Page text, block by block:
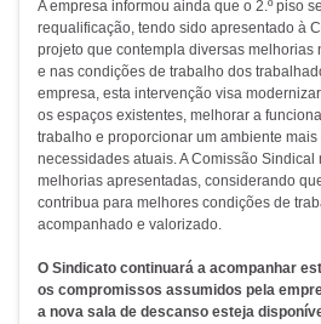
A empresa informou ainda que o 2.º piso
requalificação, tendo sido apresentado à
projeto que contempla diversas melhorias
e nas condições de trabalho dos
empresa, esta intervenção visa
os espaços existentes, melhorar a
trabalho e proporcionar um ambiente
necessidades atuais. A Comissão
melhorias apresentadas, considerando
contribua para melhores condições de
acompanhado e valorizado.
O Sindicato continuará a acompanhar
os compromissos assumidos pela
a nova sala de descanso esteja